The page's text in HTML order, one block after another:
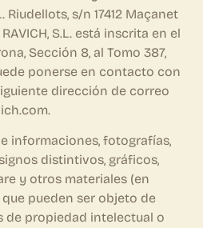
Riudellots, s/n 17412 Maçanet
S.L. está inscrita en el
Sección 8, al Tomo 387,
ponerse en contacto con
dirección de correo
informaciones, fotografías,
distintivos, gráficos,
y otros materiales (en
pueden ser objeto de
propiedad intelectual o